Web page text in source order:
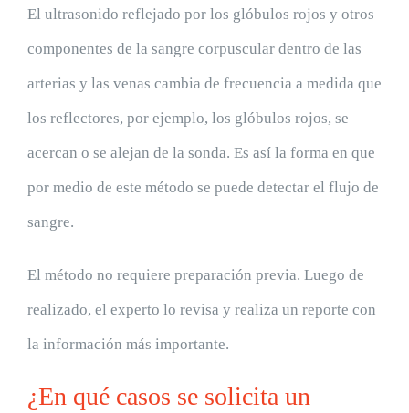
El ultrasonido reflejado por los glóbulos rojos y otros
componentes de la sangre corpuscular dentro de las
arterias y las venas cambia de frecuencia a medida que
los reflectores, por ejemplo, los glóbulos rojos, se
acercan o se alejan de la sonda. Es así la forma en que
por medio de este método se puede detectar el flujo de
sangre.
El método no requiere preparación previa. Luego de
realizado, el experto lo revisa y realiza un reporte con
la información más importante.
¿En qué casos se solicita un